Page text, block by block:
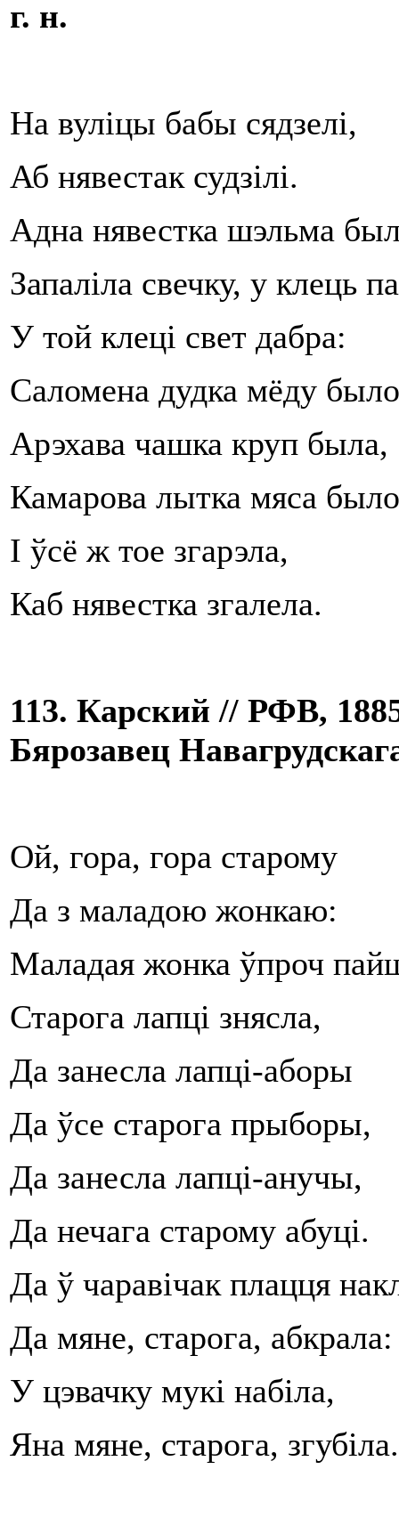
г. н.
На вуліцы бабы сядзелі,
Аб нявестак судзілі.
Адна нявестка шэльма
Запаліла свечку, у клець
У той клеці свет дабра:
Саломена дудка мёду
Арэхава чашка круп была,
Камарова лытка мяса
I ўсё ж тое згарэла,
Каб нявестка згалела.
113. Карский // РФВ,
Бярозавец
Ой, гора, гора старому
Да з маладою жонкаю:
Маладая жонка ўпроч
Старога лапці знясла,
Да занесла лапці-аборы
Да ўсе старога прыборы,
Да занесла лапці-анучы,
Да нечага старому абуці.
Да ў чаравічак плацця
Да мяне, старога, абкрала:
У цэвачку мукі набіла,
Яна мяне, старога, згубіла.